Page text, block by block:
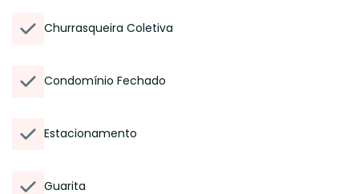
Churrasqueira Coletiva
Condomínio Fechado
Estacionamento
Guarita